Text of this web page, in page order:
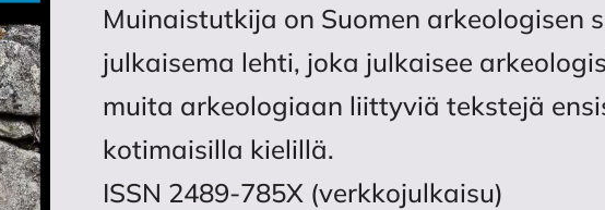
Muinaistutkija on Suomen arkeologisen
julkaisema lehti, joka julkaisee
muita arkeologiaan liittyviä tekstejä
kotimaisilla kielillä.
ISSN 2489-785X (verkkojulkaisu)